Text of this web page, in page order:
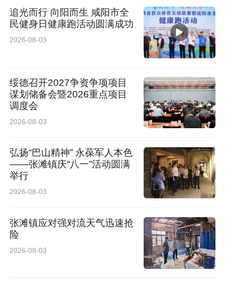
追光而行 向阳而生 咸阳市全
民健身日健康跑活动圆满成功
2026-08-03
绥德召开2027争资争项项目
谋划储备会暨2026重点项目
调度会
2026-08-03
弘扬“巴山精神” 永葆军人本色
——张滩镇庆“八一”活动圆满
举行
2026-08-03
张滩镇应对强对流天气迅速抢
险
2026-08-03